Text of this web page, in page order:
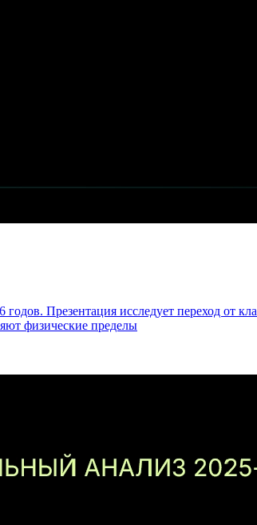
Презентация исследует переход от
физические пределы